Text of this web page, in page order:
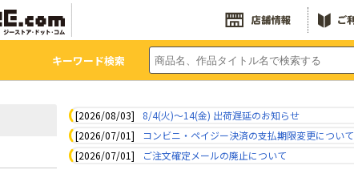
キーワード検索
[2026/08/03]
8/4(火)～14(金) 出荷遅延のお知らせ
[2026/07/01]
コンビニ・ペイジー決済の支払期限変更について
[2026/07/01]
ご注文確定メールの廃止について